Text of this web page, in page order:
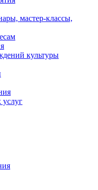
мастер-классы,
культуры